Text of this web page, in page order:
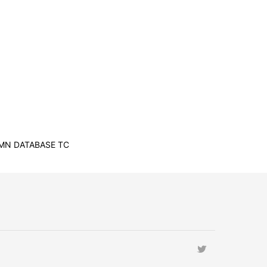
DATABASE TC